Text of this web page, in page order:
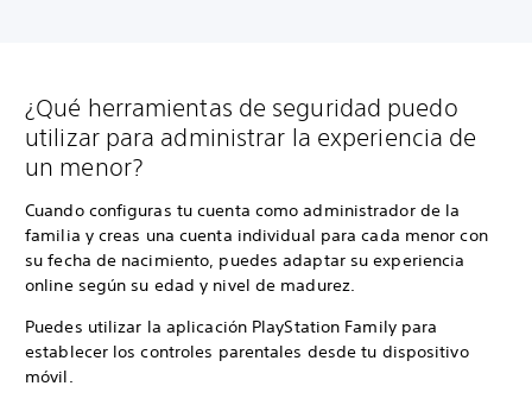
¿Qué herramientas de seguridad puedo
utilizar para administrar la experiencia de
un menor?
Cuando configuras tu cuenta como administrador de la
familia y creas una cuenta individual para cada menor con
su fecha de nacimiento, puedes adaptar su experiencia
online según su edad y nivel de madurez.
Puedes utilizar la aplicación PlayStation Family para
establecer los controles parentales desde tu dispositivo
móvil.